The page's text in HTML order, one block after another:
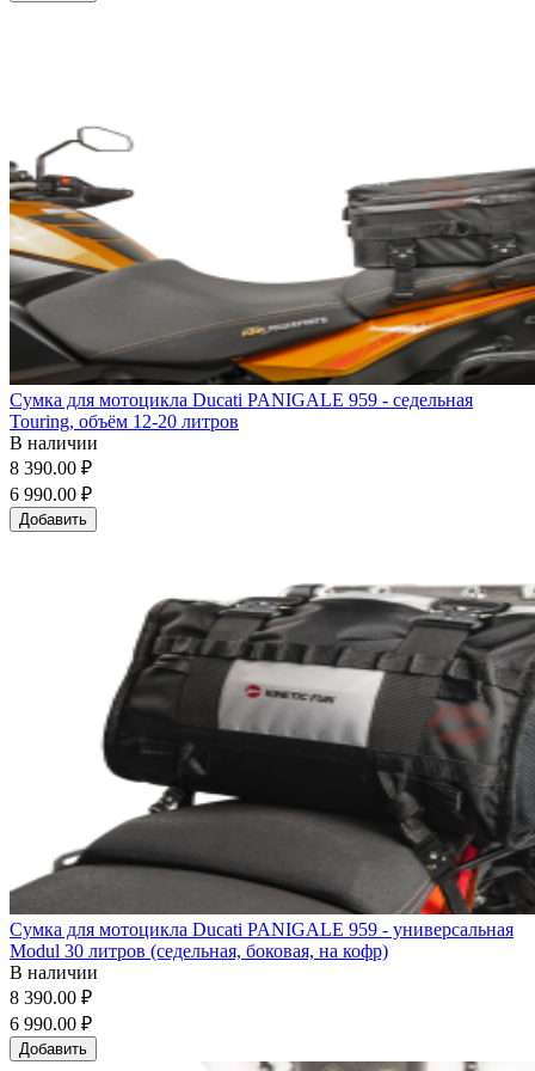
Сумка для мотоцикла Ducati PANIGALE 959 - седельная
Touring, объём 12-20 литров
В наличии
8 390.00 ₽
6 990.00 ₽
Добавить
Сумка для мотоцикла Ducati PANIGALE 959 - универсальная
Modul 30 литров (седельная, боковая, на кофр)
В наличии
8 390.00 ₽
6 990.00 ₽
Добавить